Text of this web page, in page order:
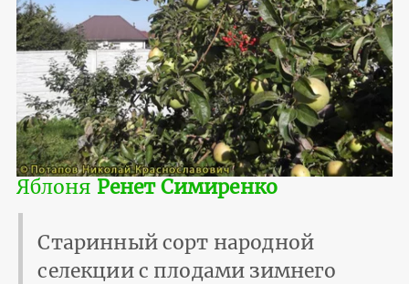
Яблоня Ренет Симиренко
Старинный сорт народной
селекции с плодами зимнего